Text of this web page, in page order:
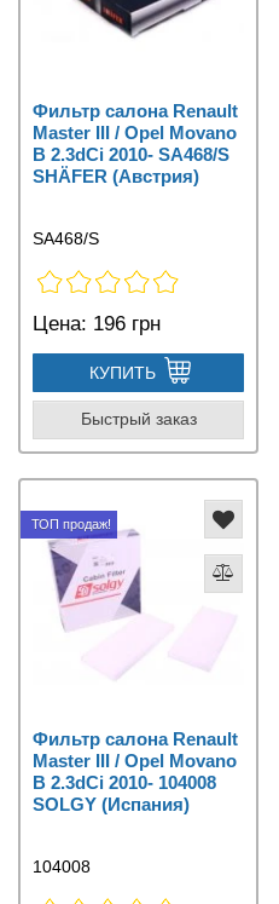
Фильтр салона Renault
Master III / Opel Movano
B 2.3dCi 2010- SA468/S
SHÄFER (Австрия)
SA468/S
Цена: 196 грн
КУПИТЬ
Быстрый заказ
ТОП продаж!
Фильтр салона Renault
Master III / Opel Movano
B 2.3dCi 2010- 104008
SOLGY (Испания)
104008